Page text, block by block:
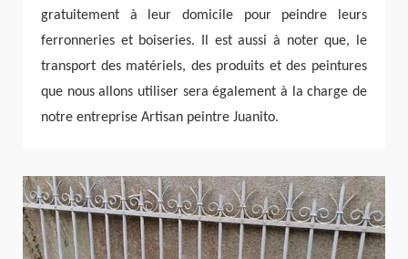
gratuitement à leur domicile pour peindre leurs
ferronneries et boiseries. Il est aussi à noter que, le
transport des matériels, des produits et des peintures
que nous allons utiliser sera également à la charge de
notre entreprise Artisan peintre Juanito.